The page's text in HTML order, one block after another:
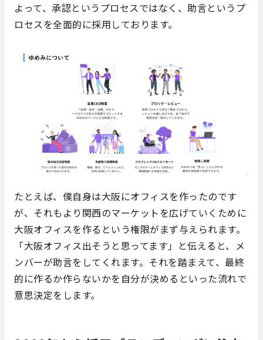
よって、承認というプロセスではなく、助言というプ
ロセスを全面的に採用しております。
たとえば、僕自身は大阪にオフィスを作ったのです
が、それもより関西のマーケットを広げていくために
大阪オフィスを作るという権限がまず与えられます。
「大阪オフィス出そうと思ってます」と伝えると、メ
ンバーが助言をしてくれます。それを踏まえて、最終
的に作るか作らないかを自分が決めるといった流れで
意思決定をします。